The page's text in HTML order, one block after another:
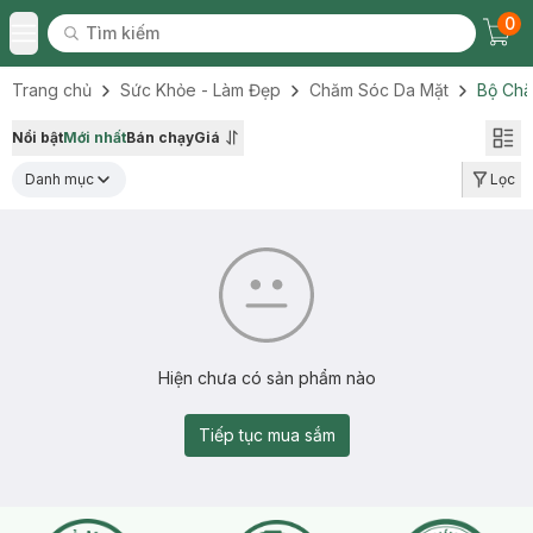
Toggle Menu
Tìm kiếm
Tìm kiếm
0
Trang chủ Sức Khỏe - Làm Đẹp Chăm Sóc Da Mặt Bộ
Nổi bậtMới nhấtBán chạyGiá
Danh mục Lọc
Hiện chưa có sản phẩm nào
Tiếp tục mua sắm